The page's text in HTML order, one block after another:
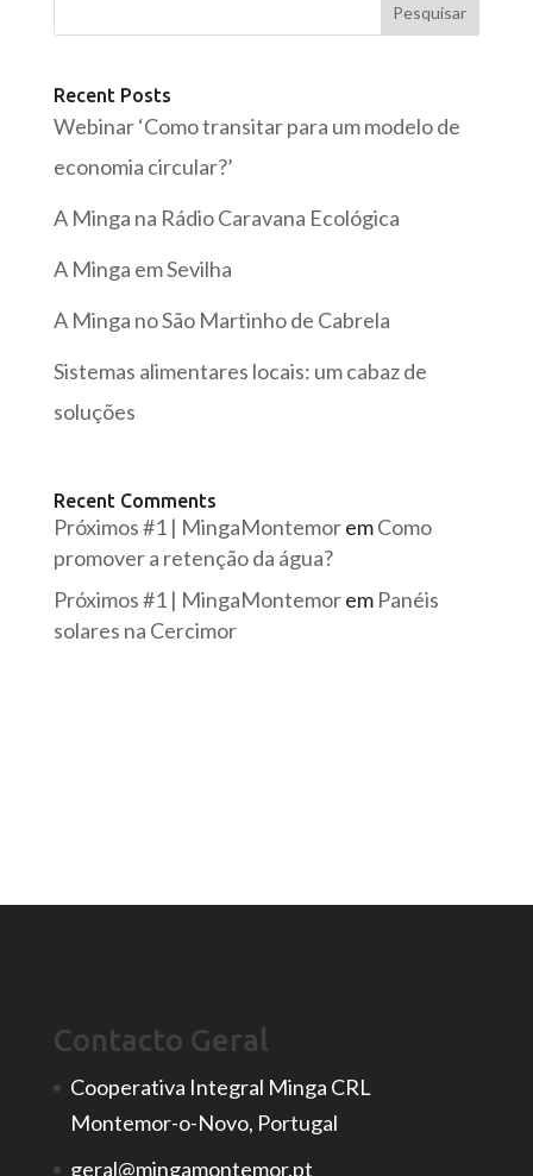
Pesquisar
Recent Posts
Webinar ‘Como transitar para um modelo de
economia circular?’
A Minga na Rádio Caravana Ecológica
A Minga em Sevilha
A Minga no São Martinho de Cabrela
Sistemas alimentares locais: um cabaz de
soluções
Recent Comments
Próximos #1 | MingaMontemoremComo
promover a retenção da água?
Próximos #1 | MingaMontemorem Panéis
solares na Cercimor
Contacto Geral
Cooperativa Integral Minga CRL
Montemor-o-Novo, Portugal
geral@mingamontemor.pt